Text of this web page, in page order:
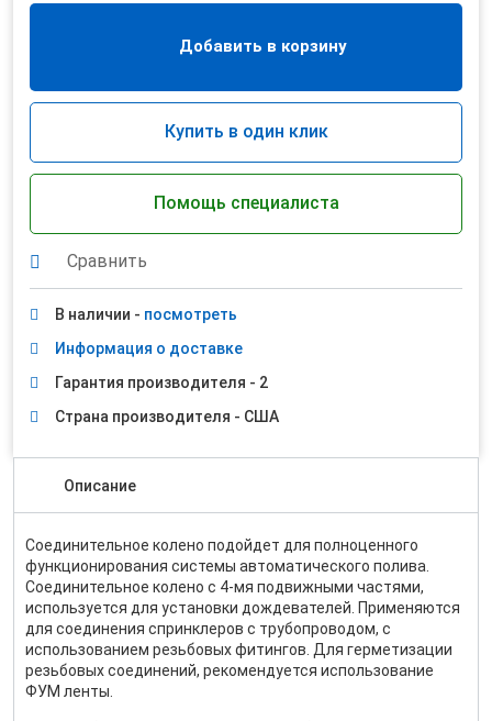
Добавить в корзину
Купить в один клик
Помощь специалиста
Сравнить
В наличии - посмотреть
Информация о доставке
Гарантия производителя - 2
Страна производителя - США
Описание
Соединительное колено подойдет для полноценного
функционирования системы автоматического полива.
Соединительное колено с 4-мя подвижными частями,
используется для установки дождевателей. Применяются
для соединения спринклеров с трубопроводом, с
использованием резьбовых фитингов. Для герметизации
резьбовых соединений, рекомендуется использование
ФУМ ленты.